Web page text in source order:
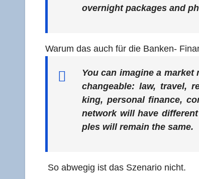
over­night packa­ges and
War­um das auch für die Ban­ken-
You can ima­gi­ne a
ch­an­geable: law, tra­vel,
king, per­so­nal finan­ce,
net­work will have
ples will remain the same.
So abwe­gig ist das Sze­na­rio nicht.